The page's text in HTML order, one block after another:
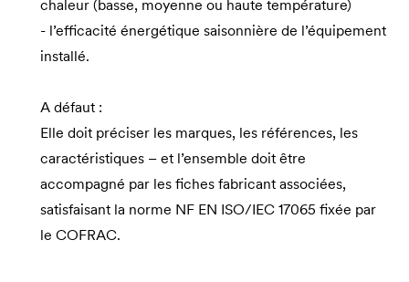
chaleur (basse, moyenne ou haute température)
- l’efficacité énergétique saisonnière de l’équipement
installé.
A défaut :
Elle doit préciser les marques, les références, les
caractéristiques – et l’ensemble doit être
accompagné par les fiches fabricant associées,
satisfaisant la norme NF EN ISO/IEC 17065 fixée par
le COFRAC.